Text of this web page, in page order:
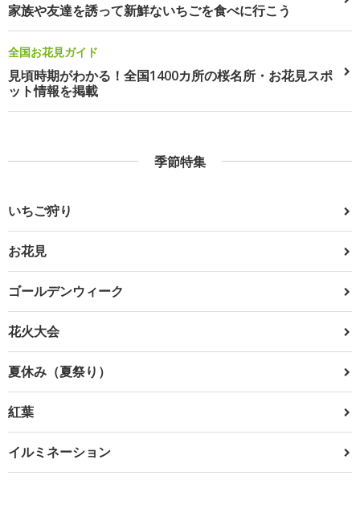
家族や友達を誘って新鮮ないちごを食べに行こう
全国お花見ガイド
見頃時期がわかる！全国1400カ所の桜名所・お花見スポ
ット情報を掲載
季節特集
いちご狩り
お花見
ゴールデンウィーク
花火大会
夏休み（夏祭り）
紅葉
イルミネーション